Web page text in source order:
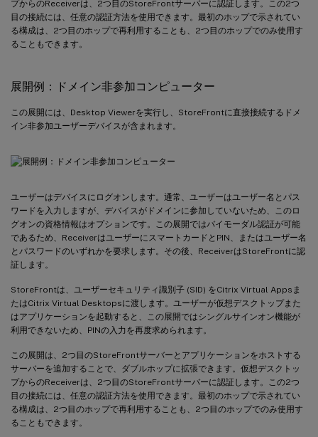
プからのReceiverは、2つ目のStoreFrontサーバーに認証します。この2つ
目の接続には、任意の認証方法を使用できます。最初のホップで示されてい
る構成は、2つ目のホップで再利用することも、2つ目のホップでのみ使用す
ることもできます。
展開例：ドメイン非参加コンピューター
この展開には、Desktop Viewerを実行し、StoreFrontに直接接続するドメ
イン非参加ユーザーデバイスが含まれます。
ユーザーはデバイスにログオンします。通常、ユーザーはユーザー名とパス
ワードを入力しますが、デバイスがドメインに参加していないため、このロ
グオンの資格情報はオプションです。この展開ではバイモーダル認証が可能
であるため、ReceiverはユーザーにスマートカードとPIN、またはユーザー名
とパスワードのいずれかを要求します。その後、ReceiverはStoreFrontに認
証します。
StoreFrontは、ユーザーセキュリティ識別子 (SID) をCitrix Virtual Appsま
たはCitrix Virtual Desktopsに渡します。ユーザーが仮想デスクトップまた
はアプリケーションを起動すると、この展開ではシングルサインオン機能が
利用できないため、PINの入力を再度求められます。
この展開は、2つ目のStoreFrontサーバーとアプリケーションをホストする
サーバーを追加することで、ダブルホップに拡張できます。仮想デスクトッ
プからのReceiverは、2つ目のStoreFrontサーバーに認証します。この2つ
目の接続には、任意の認証方法を使用できます。最初のホップで示されてい
る構成は、2つ目のホップで再利用することも、2つ目のホップでのみ使用す
ることもできます。